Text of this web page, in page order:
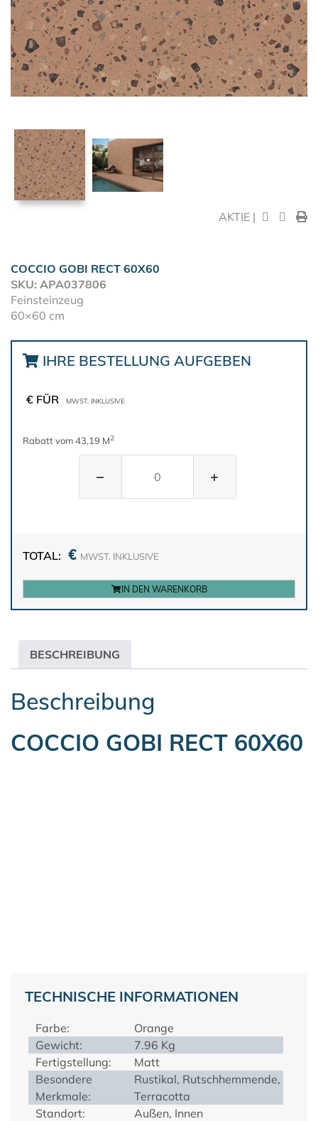
AKTIE |
COCCIO GOBI RECT 60X60
SKU: APA037806
Feinsteinzeug
60×60 cm
IHRE BESTELLUNG AUFGEBEN
€ FÜR MWST. INKLUSIVE
Rabatt vom 43,19 M2
− +
TOTAL: € MWST. INKLUSIVE
IN DEN WARENKORB
BESCHREIBUNG
Beschreibung
COCCIO GOBI RECT 60X60
TECHNISCHE INFORMATIONEN
Farbe:
Orange
Gewicht:
7.96 Kg
Fertigstellung:
Matt
Besondere
Merkmale:
Rustikal, Rutschhemmende,
Terracotta
Standort:
Außen, Innen